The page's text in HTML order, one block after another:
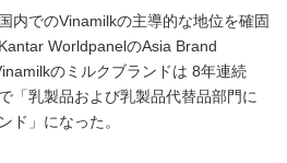
内でのVinamilkの主導的な地位を確固
WorldpanelのAsia Brand
のミルクブランドは 8年連続
「乳製品および乳製品代替品部門に
ド」になった。